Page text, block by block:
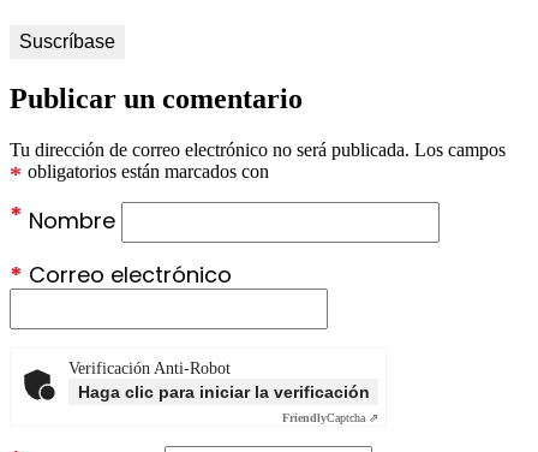
Publicar un comentario
Tu dirección de correo electrónico no será publicada. Los campos
obligatorios están marcados con
*
Nombre
*
Correo electrónico
*
Verificación Anti-Robot
Haga clic para iniciar la verificación
FriendlyCaptcha ⇗